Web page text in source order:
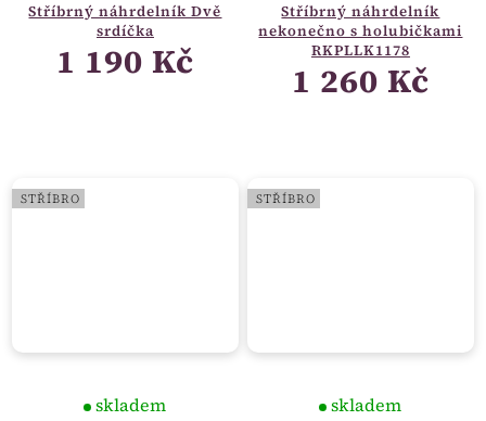
Stříbrný náhrdelník Dvě
srdíčka
1 190 Kč
Stříbrný náhrdelník
nekonečno s holubičkami
RKPLLK1178
1 260 Kč
STŘÍBRO
skladem
STŘÍBRO
skladem